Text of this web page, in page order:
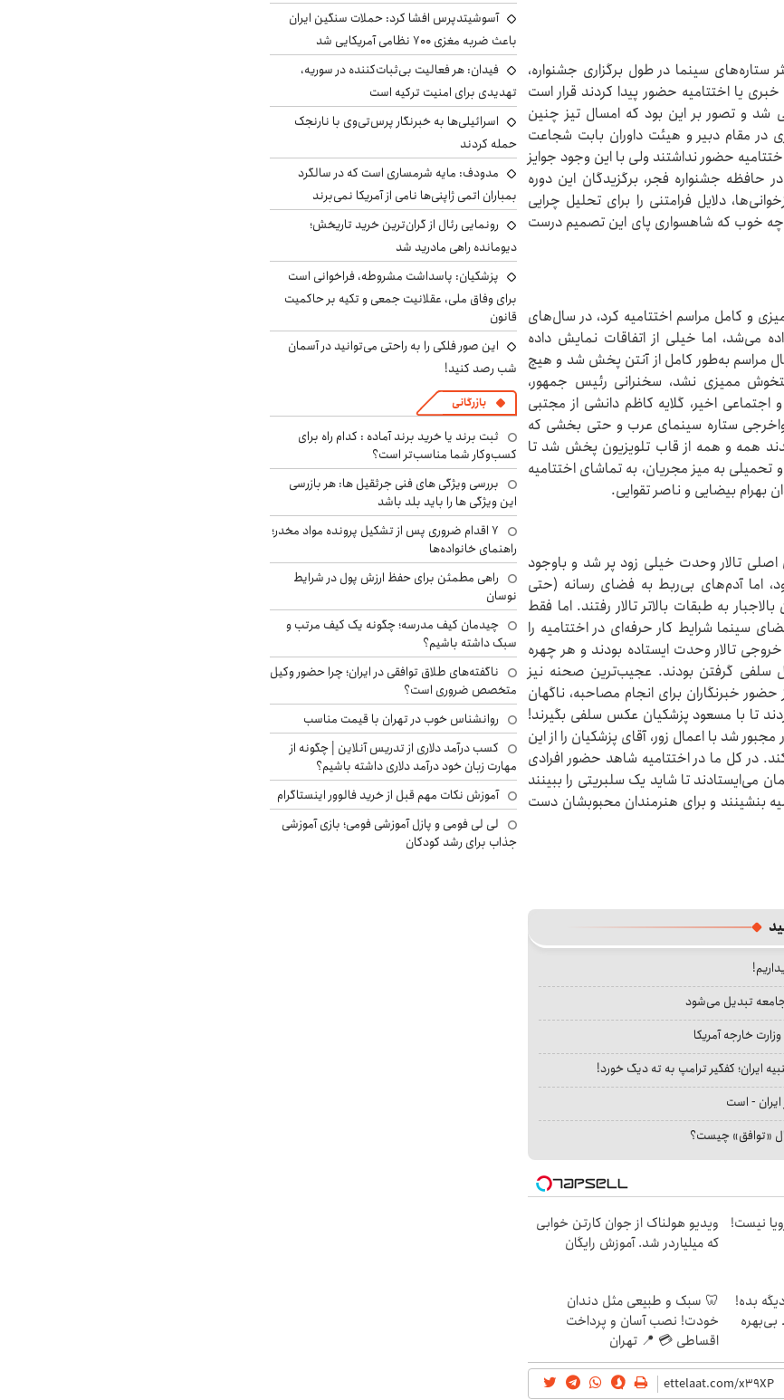
سینما در طول برگزاری جشنواره،
یا اختتامیه حضور پیدا کردند قرار است
را دشت کنند، فرمولی که تقریبا سال ۱۴۰۱ عملی شد و تصور بر این بود که امسال تیز چنین
در مقام دبیر و هیئت داوران بابت شجاعت
۶۰ درصد برگزیدگان در اختتامیه حضور نداشتند ولی با این وجود جوایز
حافظه جشنواره فجر، برگزیدگان این دوره
دلایل فرامتنی را برای تحلیل چرایی
خوب که شاهسواری پای این تصمیم درست
و کامل مراسم اختتامیه کرد، در سال‌های
می‌شد، اما خیلی از اتفاقات نمایش داده
مراسم به‌طور کامل از آنتن پخش شد و هیچ
ممیزی نشد، سخنرانی رئیس جمهور،
اخیر، گلایه کاظم دانشی از مجتبی
ستاره سینمای عرب و حتی بخشی که
همه و همه از قاب تلویزیون پخش شد تا
به میز مجریان، به تماشای اختتامیه
بیضایی و ناصر تقوایی.
اصلی تالار وحدت خیلی زود پر شد و باوجود
اما آدم‌های بی‌ربط به فضای رسانه (حتی
به طبقات بالاتر تالار رفتند. اما فقط
سینما شرایط کار حرفه‌ای در اختتامیه را
خروجی تالار وحدت ایستاده بودند و هر چهره
سلفی گرفتن بودند. عجیب‌ترین صحنه نیز
خبرنگاران برای انجام مصاحبه، ناگهان
تا با مسعود پزشکیان عکس سلفی بگیرند!
شد با اعمال زور، آقای پزشکیان را از این
در کل ما در اختتامیه شاهد حضور افرادی
می‌ایستادند تا شاید یک سلبریتی را ببینند
بنشینند و برای هنرمندان محبوبشان دست
جامعه تبدیل می‌شود
خارجه آمریکا
ایران؛ کفگیر ترامپ به ته دیگ خورد!
ایران - است
«توافق» چیست؟
رویا نیست!
ویدیو هولناک از جوان کارتن خوابی
که میلیاردر شد. آموزش رایگان
پولشو 4 ماه دیگه بده!
بی‌بهره
🦷 سبک و طبیعی مثل دندان
خودت! نصب آسان و پرداخت
اقساطی 💳 📍 تهران
آسوشیتدپرس افشا کرد: حملات سنگین ایران
باعث ضربه مغزی ۷۰۰ نظامی آمریکایی شد
فیدان: هر فعالیت بی‌ثبات‌کننده در سوریه،
تهدیدی برای امنیت ترکیه است
اسرائیلی‌ها به خبرنگار پرس‌تی‌وی با نارنجک
حمله کردند
مدودف: مایه شرمساری است که در سالگرد
بمباران اتمی ژاپنی‌ها نامی از آمریکا نمی‌برند
رونمایی رئال از گران‌ترین خرید تاریخش؛
دیومانده راهی مادرید شد
پزشکیان: پاسداشت مشروطه، فراخوانی است
برای وفاق ملی، عقلانیت جمعی و تکیه بر حاکمیت
قانون
این صور فلکی را به راحتی می‌توانید در آسمان
شب رصد کنید!
بازرگانی
ثبت برند یا خرید برند آماده : کدام راه برای
کسب‌وکار شما مناسب‌تر است؟
بررسی ویژگی های فنی جرثقیل ها: هر بازرسی
این ویژگی ها را باید بلد باشد
۷ اقدام ضروری پس از تشکیل پرونده مواد مخدر؛
راهنمای خانواده‌ها
راهی مطمئن برای حفظ ارزش پول در شرایط
نوسان
چیدمان کیف مدرسه؛ چگونه یک کیف مرتب و
سبک داشته باشیم؟
ناگفته‌های طلاق توافقی در ایران؛ چرا حضور وکیل
متخصص ضروری است؟
روانشناس خوب در تهران با قیمت مناسب
کسب درآمد دلاری از تدریس آنلاین | چگونه از
مهارت زبان خود درآمد دلاری داشته باشیم؟
آموزش نکات مهم قبل از خرید فالوور اینستاگرام
لی لی فومی و پازل آموزشی فومی؛ بازی آموزشی
جذاب برای رشد کودکان